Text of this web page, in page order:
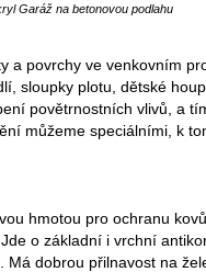
Garáž na betonovou podlahu
a povrchy ve venkovním
sloupky plotu, dětské
povětrnostních vlivů, a
můžeme speciálními, k
hmotou pro ochranu
o základní i vrchní
Má dobrou přilnavost na